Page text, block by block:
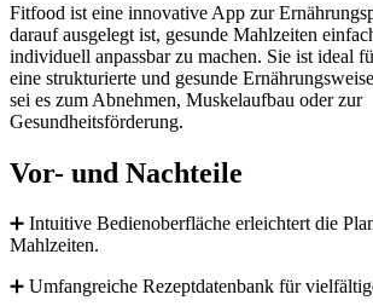
Fitfood ist eine innovative App zur
darauf ausgelegt ist, gesunde Mahlzeiten
individuell anpassbar zu machen. Sie ist ideal
eine strukturierte und gesunde
sei es zum Abnehmen, Muskelaufbau oder zur
Gesundheitsförderung.
Vor- und Nachteile
➕ Intuitive Bedienoberfläche erleichtert die
Mahlzeiten.
➕ Umfangreiche Rezeptdatenbank für